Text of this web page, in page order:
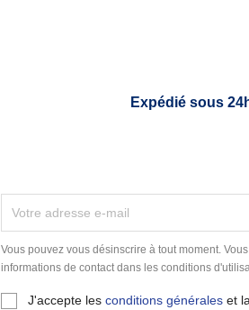
Expédié sous
Vous pouvez vous désinscrire à tout moment.
informations de contact dans les conditions
J'accepte lesconditions générales et